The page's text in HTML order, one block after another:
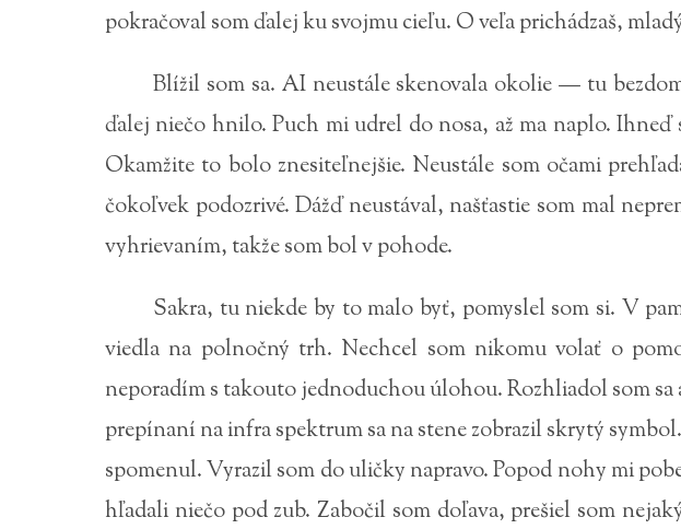
pokračoval som ďalej ku svojmu cieľu. O veľa prichádzaš,
Blížil som sa. AI neustále skenovala okolie — tu
ďalej niečo hnilo. Puch mi udrel do nosa, až ma naplo.
Okamžite to bolo znesiteľnejšie. Neustále som očami
čokoľvek podozrivé. Dážď neustával, našťastie som mal
vyhrievaním, takže som bol v pohode.
Sakra, tu niekde by to malo byť, pomyslel som si. V
viedla na polnočný trh. Nechcel som nikomu volať o
neporadím s takouto jednoduchou úlohou. Rozhliadol som sa
prepínaní na infra spektrum sa na stene zobrazil skrytý
spomenul. Vyrazil som do uličky napravo. Popod nohy mi
hľadali niečo pod zub. Zabočil som doľava, prešiel som